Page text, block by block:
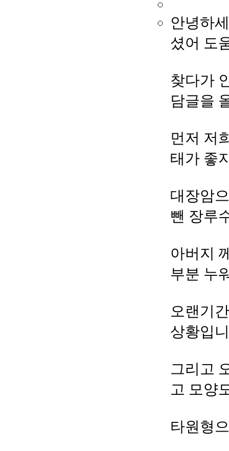
안녕하
셨어 도
찾다가
담글을
먼저 저
태가 좋
대장암
뺀 장루
아버지
부분 누
오랜기
상황입
그리고
고 모양
타원형